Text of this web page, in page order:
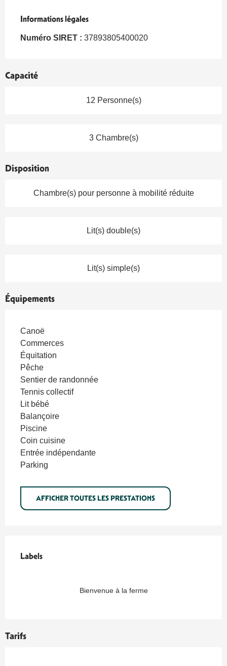
Informations légales
Informations légales
Numéro SIRET : 37893805400020
Capacité
12 Personne(s)
3 Chambre(s)
Disposition
Chambre(s) pour personne à mobilité réduite
Lit(s) double(s)
Lit(s) simple(s)
Équipements
Canoë
Commerces
Équitation
Pêche
Sentier de randonnée
Tennis collectif
Lit bébé
Balançoire
Piscine
Coin cuisine
Entrée indépendante
Parking
AFFICHER TOUTES LES PRESTATIONS
Labels
Labels
Bienvenue à la ferme
Tarifs